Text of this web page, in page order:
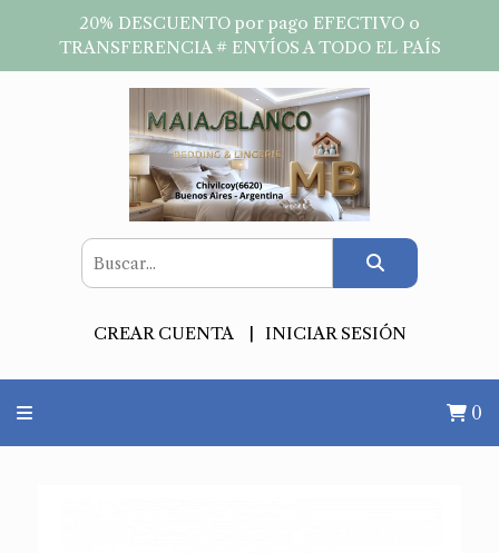
20% DESCUENTO por pago EFECTIVO o
TRANSFERENCIA # ENVÍOS A TODO EL PAÍS
CREAR CUENTA INICIAR SESIÓN
0